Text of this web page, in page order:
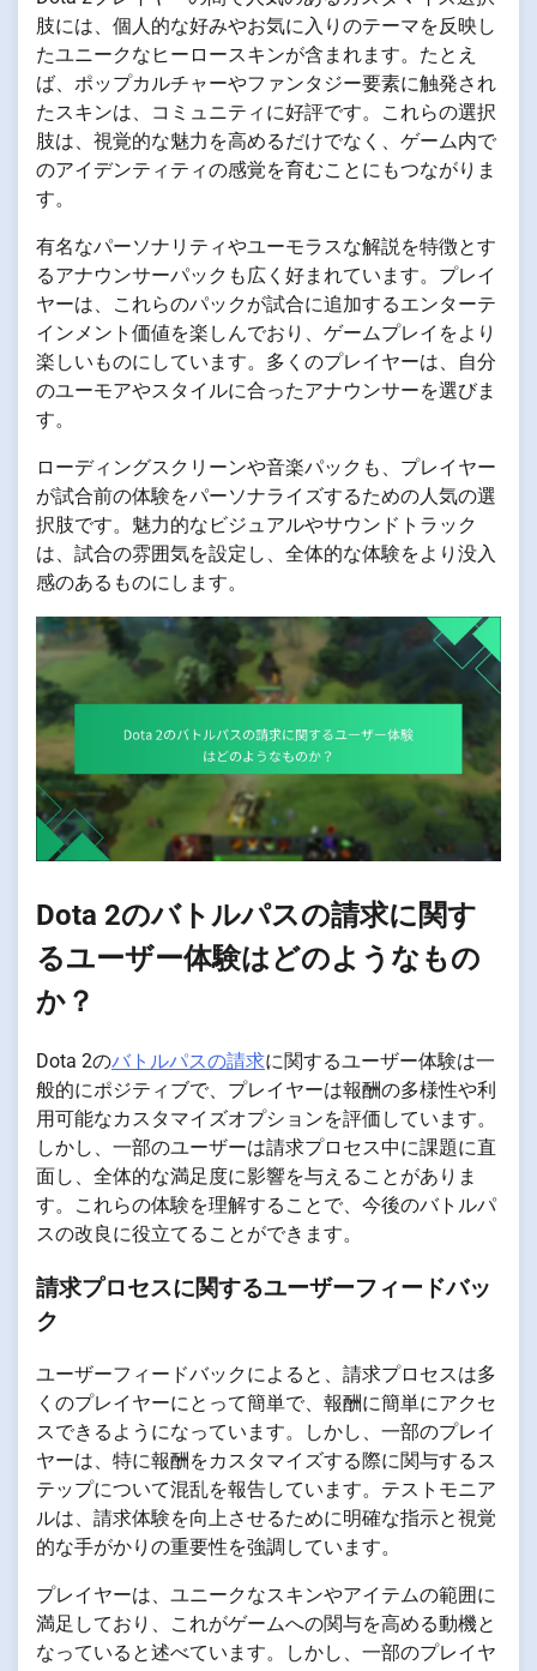
肢には、個人的な好みやお気に入りのテーマを反映し
たユニークなヒーロースキンが含まれます。たとえ
ば、ポップカルチャーやファンタジー要素に触発され
たスキンは、コミュニティに好評です。これらの選択
肢は、視覚的な魅力を高めるだけでなく、ゲーム内で
のアイデンティティの感覚を育むことにもつながりま
す。
有名なパーソナリティやユーモラスな解説を特徴とす
るアナウンサーパックも広く好まれています。プレイ
ヤーは、これらのパックが試合に追加するエンターテ
インメント価値を楽しんでおり、ゲームプレイをより
楽しいものにしています。多くのプレイヤーは、自分
のユーモアやスタイルに合ったアナウンサーを選びま
す。
ローディングスクリーンや音楽パックも、プレイヤー
が試合前の体験をパーソナライズするための人気の選
択肢です。魅力的なビジュアルやサウンドトラック
は、試合の雰囲気を設定し、全体的な体験をより没入
感のあるものにします。
Dota 2のバトルパスの請求に関す
るユーザー体験はどのようなもの
か？
Dota 2のバトルパスの請求に関するユーザー体験は一
般的にポジティブで、プレイヤーは報酬の多様性や利
用可能なカスタマイズオプションを評価しています。
しかし、一部のユーザーは請求プロセス中に課題に直
面し、全体的な満足度に影響を与えることがありま
す。これらの体験を理解することで、今後のバトルパ
スの改良に役立てることができます。
請求プロセスに関するユーザーフィードバッ
ク
ユーザーフィードバックによると、請求プロセスは多
くのプレイヤーにとって簡単で、報酬に簡単にアクセ
スできるようになっています。しかし、一部のプレイ
ヤーは、特に報酬をカスタマイズする際に関与するス
テップについて混乱を報告しています。テストモニア
ルは、請求体験を向上させるために明確な指示と視覚
的な手がかりの重要性を強調しています。
プレイヤーは、ユニークなスキンやアイテムの範囲に
満足しており、これがゲームへの関与を高める動機と
なっていると述べています。しかし、一部のプレイヤ